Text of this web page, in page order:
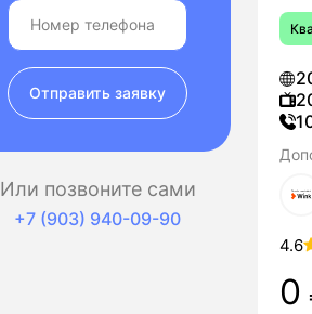
Отправить заявку
Или позвоните сами
+7 (903) 940-09-90
4.6
0